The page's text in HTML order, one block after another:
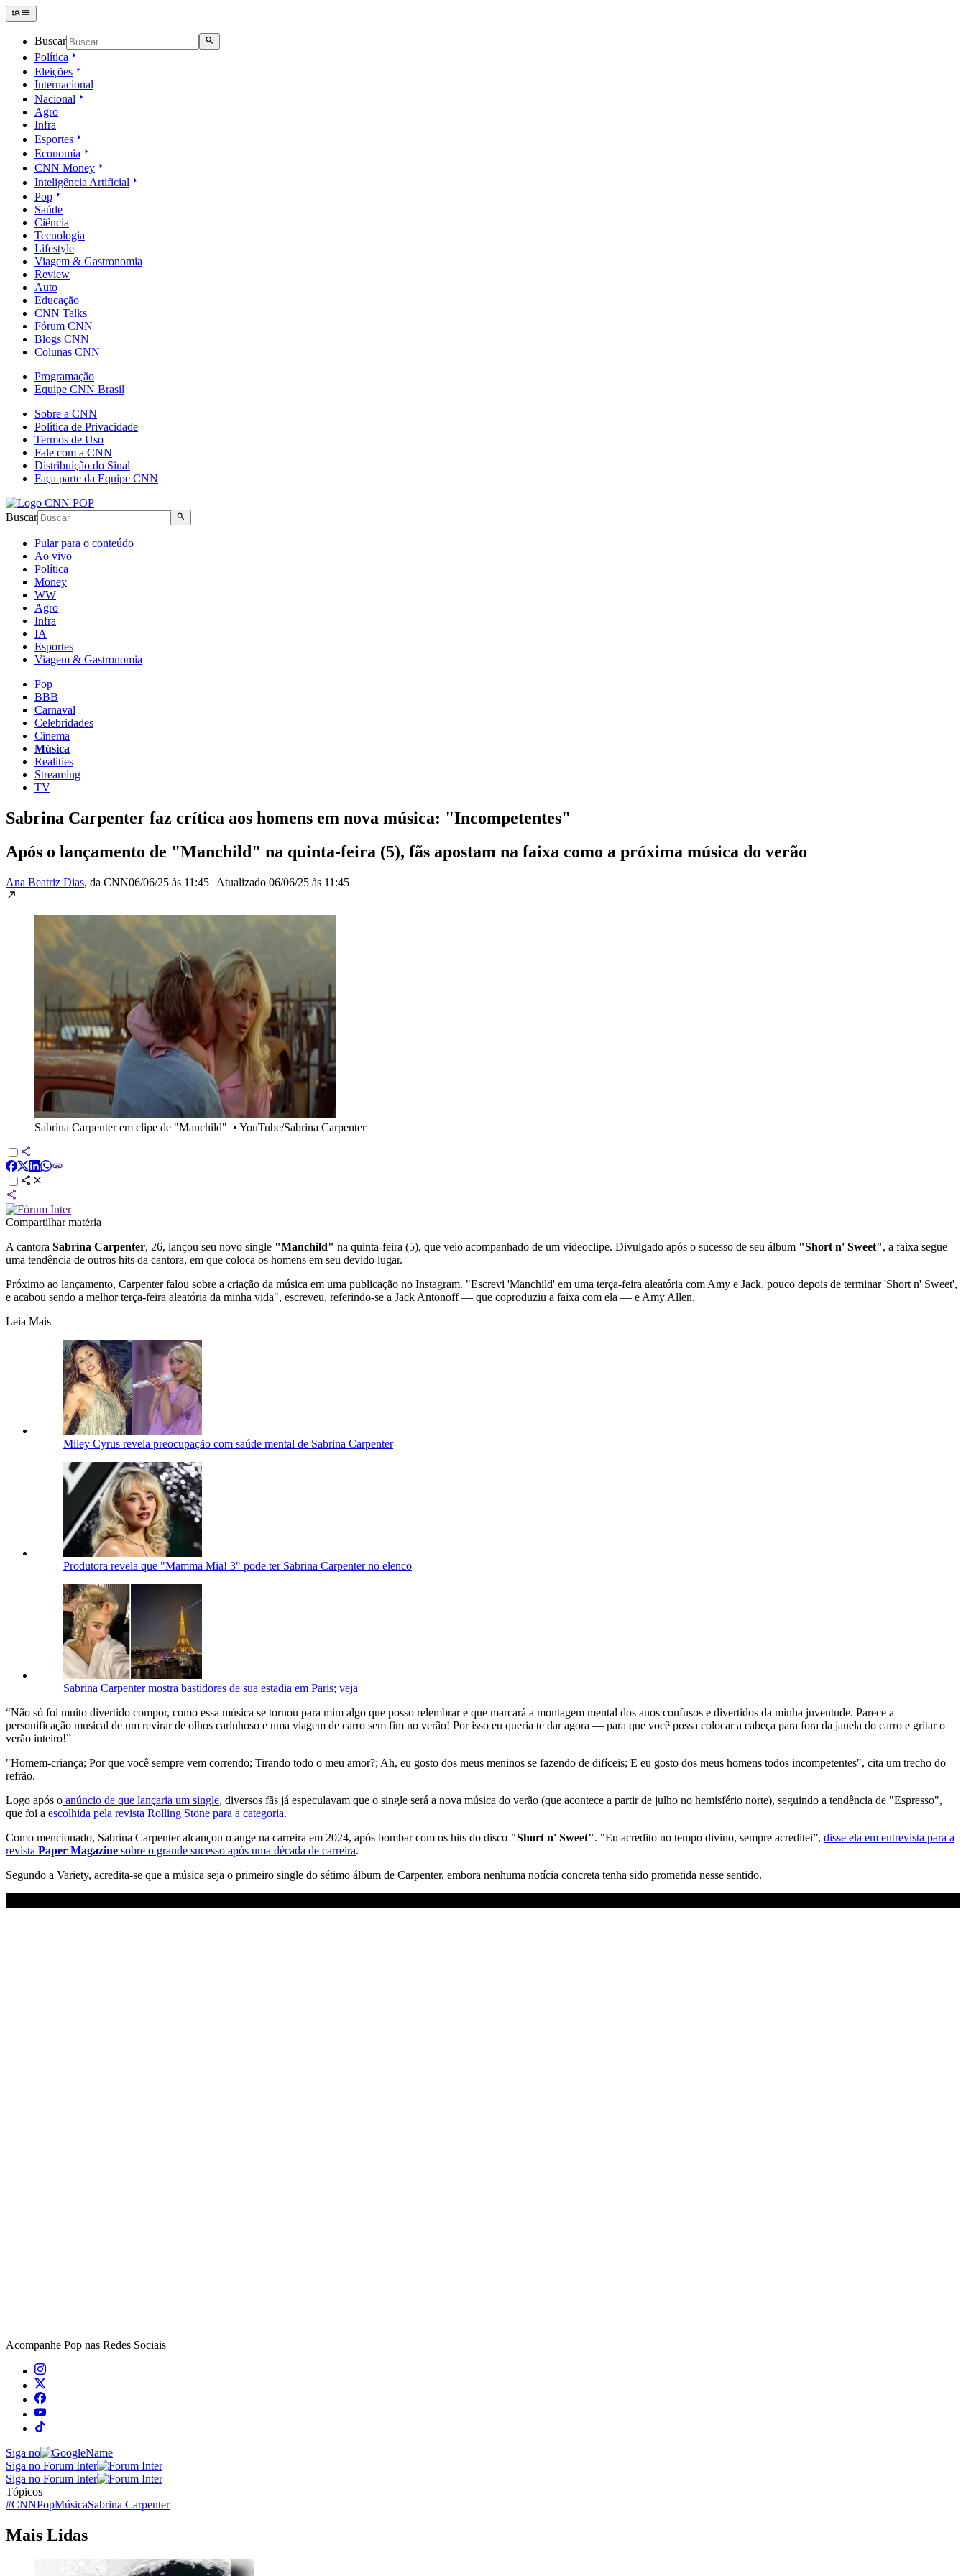
Buscar
Política
Eleições
Internacional
Nacional
Agro
Infra
Esportes
Economia
CNN Money
Inteligência Artificial
Pop
Saúde
Ciência
Tecnologia
Lifestyle
Viagem & Gastronomia
Review
Auto
Educação
CNN Talks
Fórum CNN
Blogs CNN
Colunas CNN
Programação
Equipe CNN Brasil
Sobre a CNN
Política de Privacidade
Termos de Uso
Fale com a CNN
Distribuição do Sinal
Faça parte da Equipe CNN
Buscar
Pular para o conteúdo
Ao vivo
Política
Money
WW
Agro
Infra
IA
Esportes
Viagem & Gastronomia
Pop
BBB
Carnaval
Celebridades
Cinema
Música
Realities
Streaming
TV
Sabrina Carpenter faz crítica aos homens em nova música: "Incompetentes"
Após o lançamento de "Manchild" na quinta-feira (5), fãs apostam na faixa como a próxima música do verão
Ana Beatriz Dias, da CNN06/06/25 às 11:45 | Atualizado 06/06/25 às 11:45
Sabrina Carpenter em clipe de "Manchild" • YouTube/Sabrina Carpenter
Compartilhar matéria
A cantora Sabrina Carpenter, 26, lançou seu novo single "Manchild" na quinta-feira (5), que veio acompanhado de um videoclipe. Divulgado após o sucesso de seu álbum "Short n' Sweet", a faixa segue
uma tendência de outros hits da cantora, em que coloca os homens em seu devido lugar.
Próximo ao lançamento, Carpenter falou sobre a criação da música em uma publicação no Instagram. "Escrevi 'Manchild' em uma terça-feira aleatória com Amy e Jack, pouco depois de terminar 'Short n' Sweet',
e acabou sendo a melhor terça-feira aleatória da minha vida", escreveu, referindo-se a Jack Antonoff — que coproduziu a faixa com ela — e Amy Allen.
Leia Mais
Miley Cyrus revela preocupação com saúde mental de Sabrina Carpenter
Produtora revela que "Mamma Mia! 3" pode ter Sabrina Carpenter no elenco
Sabrina Carpenter mostra bastidores de sua estadia em Paris; veja
“Não só foi muito divertido compor, como essa música se tornou para mim algo que posso relembrar e que marcará a montagem mental dos anos confusos e divertidos da minha juventude. Parece a
personificação musical de um revirar de olhos carinhoso e uma viagem de carro sem fim no verão! Por isso eu queria te dar agora — para que você possa colocar a cabeça para fora da janela do carro e gritar o
verão inteiro!”
"Homem-criança; Por que você sempre vem correndo; Tirando todo o meu amor?; Ah, eu gosto dos meus meninos se fazendo de difíceis; E eu gosto dos meus homens todos incompetentes", cita um trecho do
refrão.
Logo após o anúncio de que lançaria um single, diversos fãs já especulavam que o single será a nova música do verão (que acontece a partir de julho no hemisfério norte), seguindo a tendência de "Espresso",
que foi a escolhida pela revista Rolling Stone para a categoria.
Como mencionado, Sabrina Carpenter alcançou o auge na carreira em 2024, após bombar com os hits do disco "Short n' Sweet". "Eu acredito no tempo divino, sempre acreditei”, disse ela em entrevista para a
revista Paper Magazine sobre o grande sucesso após uma década de carreira.
Segundo a Variety, acredita-se que a música seja o primeiro single do sétimo álbum de Carpenter, embora nenhuma notícia concreta tenha sido prometida nesse sentido.
Acompanhe Pop nas Redes Sociais
Siga no
Siga no Forum Inter
Siga no Forum Inter
Tópicos
#CNNPopMúsicaSabrina Carpenter
Mais Lidas